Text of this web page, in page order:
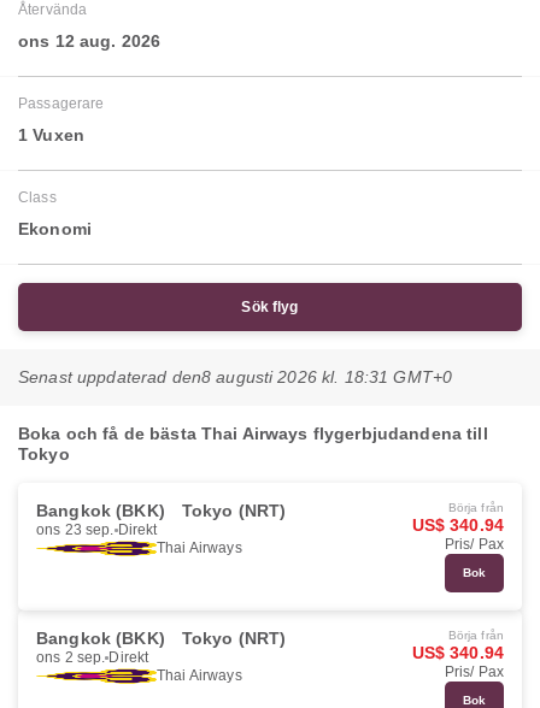
Återvända
ons 12 aug. 2026
Passagerare
1 Vuxen
Class
Ekonomi
Sök flyg
Senast uppdaterad den8 augusti 2026 kl. 18:31 GMT+0
Boka och få de bästa Thai Airways flygerbjudandena till
Tokyo
Bangkok (BKK) Tokyo (NRT)
ons 23 sep. Direkt
Thai Airways
Börja från
US$ 340.94
Pris/ Pax
Bok
Bangkok (BKK) Tokyo (NRT)
ons 2 sep. Direkt
Thai Airways
Börja från
US$ 340.94
Pris/ Pax
Bok